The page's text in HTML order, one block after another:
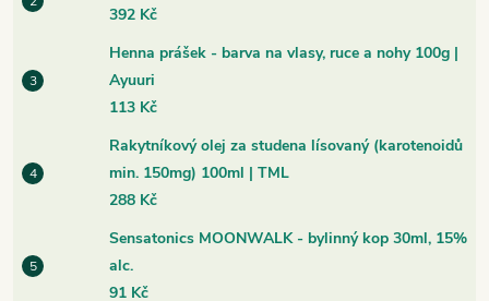
392 Kč
Henna prášek - barva na vlasy, ruce a nohy 100g |
Ayuuri
113 Kč
Rakytníkový olej za studena lísovaný (karotenoidů
min. 150mg) 100ml | TML
288 Kč
Sensatonics MOONWALK - bylinný kop 30ml, 15%
alc.
91 Kč